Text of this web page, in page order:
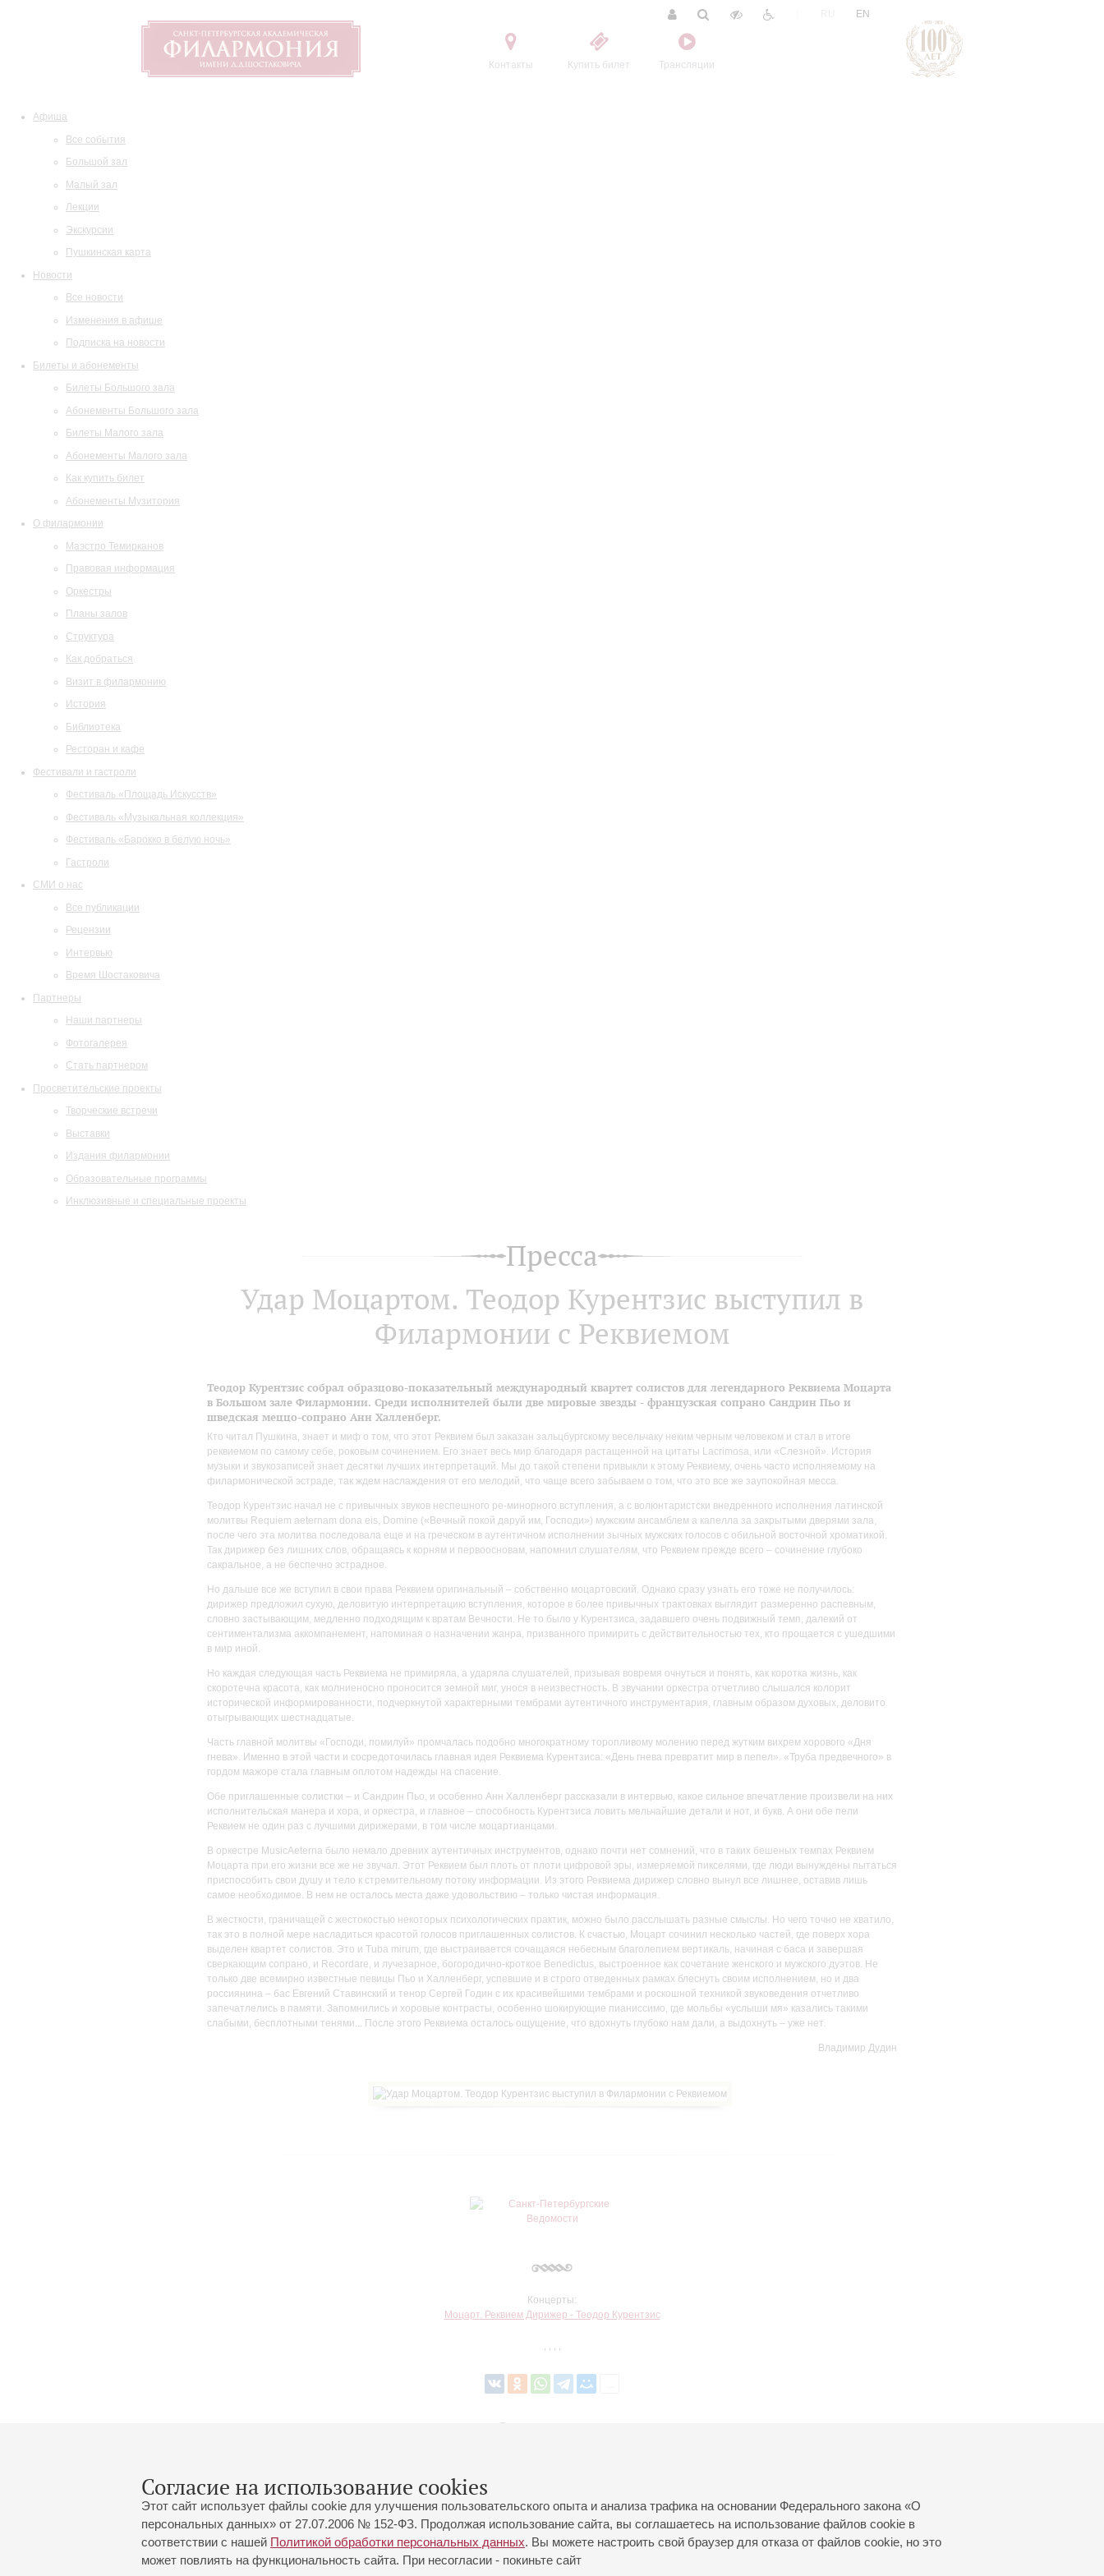
Контакты Купить билет Трансляции
EN
Афиша
Все события
Большой зал
Малый зал
Лекции
Экскурсии
Пушкинская карта
Новости
Все новости
Изменения в афише
Подписка на новости
Билеты и абонементы
Билеты Большого зала
Абонементы Большого зала
Билеты Малого зала
Абонементы Малого зала
Как купить билет
Абонементы Музитория
О филармонии
Маэстро Темирканов
Правовая информация
Оркестры
Планы залов
Структура
Как добраться
Визит в филармонию
История
Библиотека
Ресторан и кафе
Фестивали и гастроли
Фестиваль «Площадь Искусств»
Фестиваль «Музыкальная коллекция»
Фестиваль «Барокко в белую ночь»
Гастроли
СМИ о нас
Все публикации
Рецензии
Интервью
Время Шостаковича
Партнеры
Наши партнеры
Фотогалерея
Стать партнером
Просветительские проекты
Творческие встречи
Выставки
Издания филармонии
Образовательные программы
Инклюзивные и специальные проекты
Пресса
Согласие на использование cookies
Этот сайт использует файлы cookie для улучшения пользовательского опыта и анализа трафика на основании Федерального закона «О
персональных данных» от 27.07.2006 № 152-ФЗ. Продолжая использование сайта, вы соглашаетесь на использование файлов cookie в
соответствии с нашей Политикой обработки персональных данных. Вы можете настроить свой браузер для отказа от файлов cookie, но это
может повлиять на функциональность сайта. При несогласии - покиньте сайт
Удар Моцартом. Теодор Курентзис выступил в
Филармонии с Реквиемом
Теодор Курентзис собрал образцово-показательный международный квартет солистов для легендарного Реквиема Моцарта
в Большом зале Филармонии. Среди исполнителей были две мировые звезды - французская сопрано Сандрин Пьо и
шведская меццо-сопрано Анн Халленберг.
Кто читал Пушкина, знает и миф о том, что этот Реквием был заказан зальцбургскому весельчаку неким черным человеком и стал в итоге
реквиемом по самому себе, роковым сочинением. Его знает весь мир благодаря растащенной на цитаты Lacrimosa, или «Слезной». История
музыки и звукозаписей знает десятки лучших интерпретаций. Мы до такой степени привыкли к этому Реквиему, очень часто исполняемому на
филармонической эстраде, так ждем наслаждения от его мелодий, что чаще всего забываем о том, что это все же заупокойная месса.
Теодор Курентзис начал не с привычных звуков неспешного ре-минорного вступления, а с волюнтаристски внедренного исполнения латинской
молитвы Requiem aeternam dona eis, Domine («Вечный покой даруй им, Господи») мужским ансамблем а капелла за закрытыми дверями зала,
после чего эта молитва последовала еще и на греческом в аутентичном исполнении зычных мужских голосов с обильной восточной хроматикой.
Так дирижер без лишних слов, обращаясь к корням и первоосновам, напомнил слушателям, что Реквием прежде всего – сочинение глубоко
сакральное, а не беспечно эстрадное.
Но дальше все же вступил в свои права Реквием оригинальный – собственно моцартовский. Однако сразу узнать его тоже не получилось:
дирижер предложил сухую, деловитую интерпретацию вступления, которое в более привычных трактовках выглядит размеренно распевным,
словно застывающим, медленно подходящим к вратам Вечности. Не то было у Курентзиса, задавшего очень подвижный темп, далекий от
сентиментализма аккомпанемент, напоминая о назначении жанра, призванного примирить с действительностью тех, кто прощается с ушедшими
в мир иной.
Но каждая следующая часть Реквиема не примиряла, а ударяла слушателей, призывая вовремя очнуться и понять, как коротка жизнь, как
скоротечна красота, как молниеносно проносится земной миг, унося в неизвестность. В звучании оркестра отчетливо слышался колорит
исторической информированности, подчеркнутой характерными тембрами аутентичного инструментария, главным образом духовых, деловито
отыгрывающих шестнадцатые.
Часть главной молитвы «Господи, помилуй» промчалась подобно многократному торопливому молению перед жутким вихрем хорового «Дня
гнева». Именно в этой части и сосредоточилась главная идея Реквиема Курентзиса: «День гнева превратит мир в пепел». «Труба предвечного» в
гордом мажоре стала главным оплотом надежды на спасение.
Обе приглашенные солистки – и Сандрин Пьо, и особенно Анн Халленберг рассказали в интервью, какое сильное впечатление произвели на них
исполнительская манера и хора, и оркестра, и главное – способность Курентзиса ловить мельчайшие детали и нот, и букв. А они обе пели
Реквием не один раз с лучшими дирижерами, в том числе моцартианцами.
В оркестре MusicAeterna было немало древних аутентичных инструментов, однако почти нет сомнений, что в таких бешеных темпах Реквием
Моцарта при его жизни все же не звучал. Этот Реквием был плоть от плоти цифровой эры, измеряемой пикселями, где люди вынуждены пытаться
приспособить свои душу и тело к стремительному потоку информации. Из этого Реквиема дирижер словно вынул все лишнее, оставив лишь
самое необходимое. В нем не осталось места даже удовольствию – только чистая информация.
В жесткости, граничащей с жестокостью некоторых психологических практик, можно было расслышать разные смыслы. Но чего точно не хватило,
так это в полной мере насладиться красотой голосов приглашенных солистов. К счастью, Моцарт сочинил несколько частей, где поверх хора
выделен квартет солистов. Это и Tuba mirum, где выстраивается сочащаяся небесным благолепием вертикаль, начиная с баса и завершая
сверкающим сопрано, и Recordare, и лучезарное, богородично-кроткое Benedictus, выстроенное как сочетание женского и мужского дуэтов. Не
только две всемирно известные певицы Пьо и Халленберг, успевшие и в строго отведенных рамках блеснуть своим исполнением, но и два
россиянина – бас Евгений Ставинский и тенор Сергей Годин с их красивейшими тембрами и роскошной техникой звуковедения отчетливо
запечатлелись в памяти. Запомнились и хоровые контрасты, особенно шокирующие пианиссимо, где мольбы «услыши мя» казались такими
слабыми, бесплотными тенями... После этого Реквиема осталось ощущение, что вдохнуть глубоко нам дали, а выдохнуть – уже нет.
Владимир Дудин
Концерты:
Моцарт. Реквием Дирижер - Теодор Курентзис
Вернуться в список
Большой зал:
191186, Санкт-Петербург, Михайловская ул., 2
Часы работы кассы Большого зала: с 11:00 до 20:30